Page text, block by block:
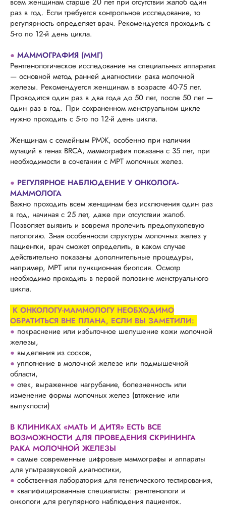
раз в год. Если требуется контрольное исследование, то
регулярность определяет врач. Рекомендуется проходить с
5-го по 12-й день цикла.
● МАММОГРАФИЯ (ММГ)
Рентгенологическое исследование на специальных аппаратах
— основной метод ранней диагностики рака молочной
железы. Рекомендуется женщинам в возрасте 40-75 лет.
Проводится один раз в два года до 50 лет, после 50 лет —
один раз в год. При сохраненном менструальном цикле
нужно проходить с 5-го по 12-й день цикла.
Женщинам с семейным РМЖ, особенно при наличии
мутаций в генах BRCA, маммография показана с 35 лет, при
необходимости в сочетании с МРТ молочных желез.
● РЕГУЛЯРНОЕ НАБЛЮДЕНИЕ У ОНКОЛОГА-
МАММОЛОГА
Важно проходить всем женщинам без исключения один раз
в год, начиная с 25 лет, даже при отсутствии жалоб.
Позволяет выявить и вовремя пролечить предопухолевую
патологию. Зная особенности структуры молочных желез у
пациентки, врач сможет определить, в каком случае
действительно показаны дополнительные процедуры,
например, МРТ или пункционная биопсия. Осмотр
необходимо проходить в первой половине менструального
цикла.
К ОНКОЛОГУ-МАММОЛОГУ НЕОБХОДИМО
ОБРАТИТЬСЯ ВНЕ ПЛАНА, ЕСЛИ ВЫ ЗАМЕТИЛИ:
● покраснение или избыточное шелушение кожи молочной
железы,
● выделения из сосков,
● уплотнение в молочной железе или подмышечной
области,
● отек, выраженное нагрубание, болезненность или
изменение формы молочных желез (втяжение или
выпуклости)
В КЛИНИКАХ «МАТЬ И ДИТЯ» ЕСТЬ ВСЕ
ВОЗМОЖНОСТИ ДЛЯ ПРОВЕДЕНИЯ СКРИНИНГА
РАКА МОЛОЧНОЙ ЖЕЛЕЗЫ
● самые современные цифровые маммографы и аппараты
для ультразвуковой диагностики,
● собственная лаборатория для генетического тестирования,
● квалифицированные специалисты: рентгенологи и
онкологи для регулярного наблюдения пациенток.